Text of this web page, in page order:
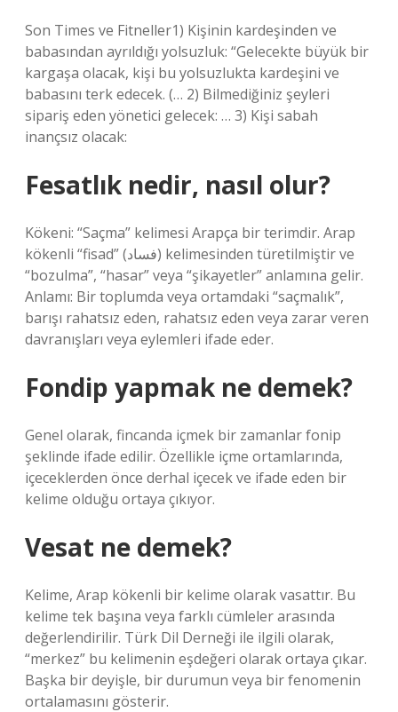
Son Times ve Fitneller1) Kişinin kardeşinden ve
babasından ayrıldığı yolsuzluk: “Gelecekte büyük bir
kargaşa olacak, kişi bu yolsuzlukta kardeşini ve
babasını terk edecek. (… 2) Bilmediğiniz şeyleri
sipariş eden yönetici gelecek: … 3) Kişi sabah
inançsız olacak:
Fesatlık nedir, nasıl olur?
Kökeni: “Saçma” kelimesi Arapça bir terimdir. Arap
kökenli “fisad” (فساد) kelimesinden türetilmiştir ve
“bozulma”, “hasar” veya “şikayetler” anlamına gelir.
Anlamı: Bir toplumda veya ortamdaki “saçmalık”,
barışı rahatsız eden, rahatsız eden veya zarar veren
davranışları veya eylemleri ifade eder.
Fondip yapmak ne demek?
Genel olarak, fincanda içmek bir zamanlar fonip
şeklinde ifade edilir. Özellikle içme ortamlarında,
içeceklerden önce derhal içecek ve ifade eden bir
kelime olduğu ortaya çıkıyor.
Vesat ne demek?
Kelime, Arap kökenli bir kelime olarak vasattır. Bu
kelime tek başına veya farklı cümleler arasında
değerlendirilir. Türk Dil Derneği ile ilgili olarak,
“merkez” bu kelimenin eşdeğeri olarak ortaya çıkar.
Başka bir deyişle, bir durumun veya bir fenomenin
ortalamasını gösterir.